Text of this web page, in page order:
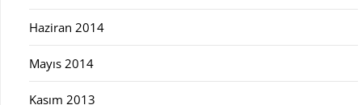
Haziran 2014
Mayıs 2014
Kasım 2013